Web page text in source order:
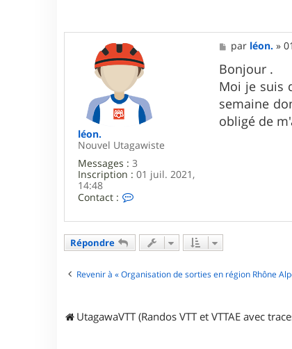
léon.
Nouvel Utagawiste
Messages : 3
Inscription : 01 juil. 2021,
14:48
Contact :
n
c
e
o
M
e
s
s
a
g
e
par léon. »
Bonjour .
Moi je suis
semaine
obligé de
Répondre
Revenir à « Organisation de sorties en région Rhône
UtagawaVTT (Randos VTT et VTTAE avec